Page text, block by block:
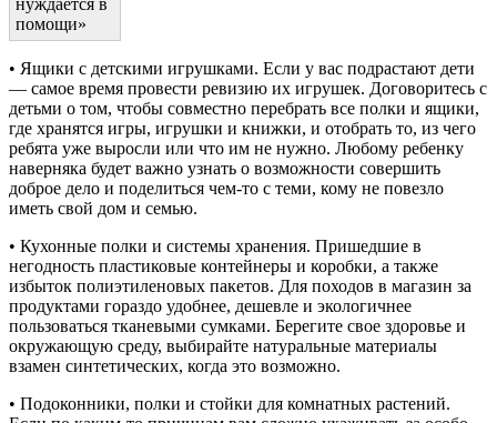
нуждается в
помощи»
• Ящики с детскими игрушками. Если у вас подрастают дети
— самое время провести ревизию их игрушек. Договоритесь с
детьми о том, чтобы совместно перебрать все полки и ящики,
где хранятся игры, игрушки и книжки, и отобрать то, из чего
ребята уже выросли или что им не нужно. Любому ребенку
наверняка будет важно узнать о возможности совершить
доброе дело и поделиться чем-то с теми, кому не повезло
иметь свой дом и семью.
• Кухонные полки и системы хранения. Пришедшие в
негодность пластиковые контейнеры и коробки, а также
избыток полиэтиленовых пакетов. Для походов в магазин за
продуктами гораздо удобнее, дешевле и экологичнее
пользоваться тканевыми сумками. Берегите свое здоровье и
окружающую среду, выбирайте натуральные материалы
взамен синтетических, когда это возможно.
• Подоконники, полки и стойки для комнатных растений.